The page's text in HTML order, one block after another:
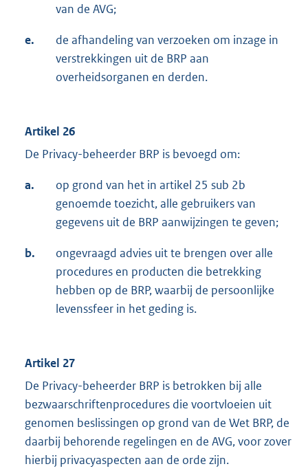
van de AVG;
e.
de afhandeling van verzoeken om inzage in
verstrekkingen uit de BRP aan
overheidsorganen en derden.
Artikel 26
De Privacy-beheerder BRP is bevoegd om:
a.
op grond van het in artikel 25 sub 2b
genoemde toezicht, alle gebruikers van
gegevens uit de BRP aanwijzingen te geven;
b.
ongevraagd advies uit te brengen over alle
procedures en producten die betrekking
hebben op de BRP, waarbij de persoonlijke
levenssfeer in het geding is.
Artikel 27
De Privacy-beheerder BRP is betrokken bij alle
bezwaarschriftenprocedures die voortvloeien uit
genomen beslissingen op grond van de Wet BRP, de
daarbij behorende regelingen en de AVG, voor zover
hierbij privacyaspecten aan de orde zijn.